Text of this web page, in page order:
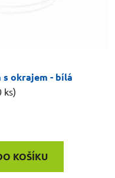
s okrajem - bílá
ks)
KOŠÍKU